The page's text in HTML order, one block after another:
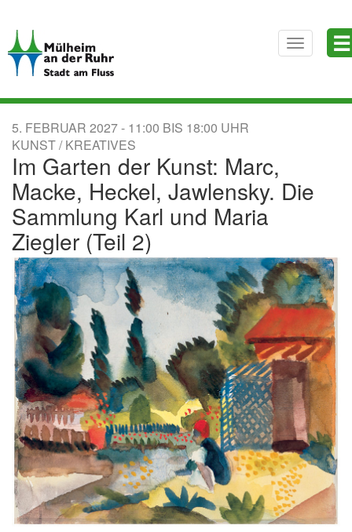
zum
Inhalt
Toggle
navigation
☰
5. FEBRUAR 2027 11:00 BIS 18:00
KUNST / KREATIVES
Im Garten der Kunst: Marc,
Macke, Heckel, Jawlensky. Die
Sammlung Karl und Maria
Ziegler (Teil 2)